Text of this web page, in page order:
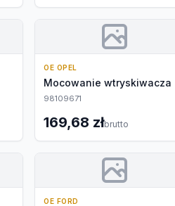
OE OPEL
Mocowanie wtryskiwacza
98109671
169,68 złbrutto
OE FORD